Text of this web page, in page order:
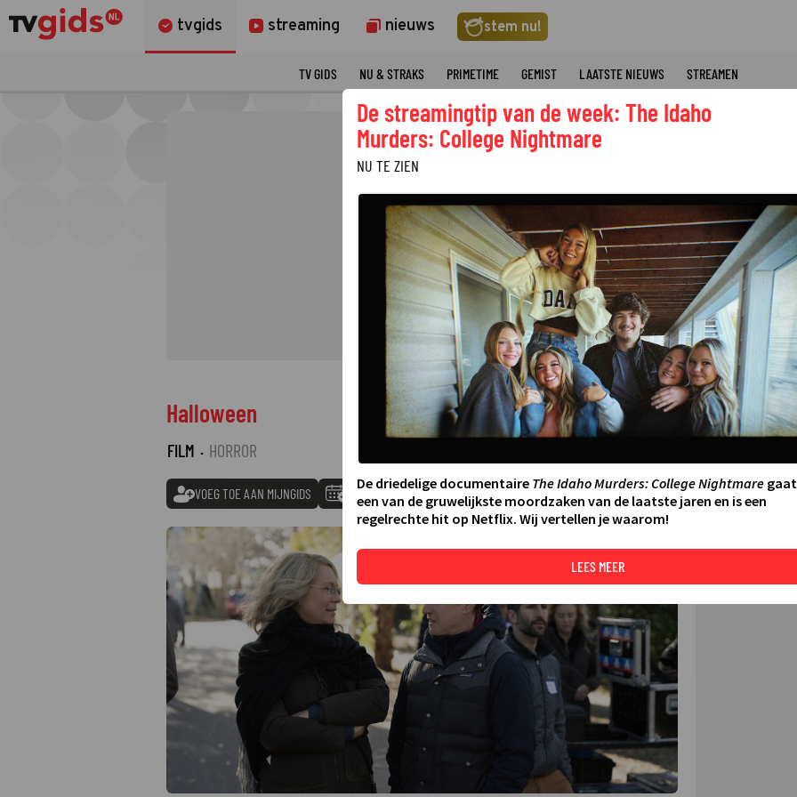
tvgids streaming nieuws stem nu!
TV GIDS NU & STRAKS PRIMETIME GEMIST LAATSTE NIEUWS STREAMEN
Halloween
FILM · HORROR
VOEG TOE AAN MIJNGIDS TOEVOEGEN AAN AGENDA DELEN
FILMS
DE
De streamingtip van de week: The Idaho
Murders: College Nightmare
NU TE ZIEN
De driedelige documentaire The Idaho Murders: College Nightmaregaat
een van de gruwelijkste moordzaken van de laatste jaren en is een
regelrechte hit op Netflix. Wij vertellen je waarom!
LEES MEER